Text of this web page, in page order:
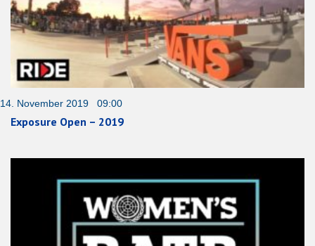
14. November 2019 09:00
Exposure Open – 2019